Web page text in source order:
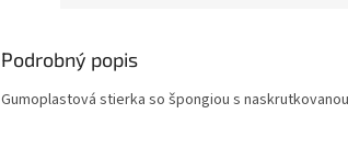
Podrobný popis
Gumoplastová stierka so špongiou s